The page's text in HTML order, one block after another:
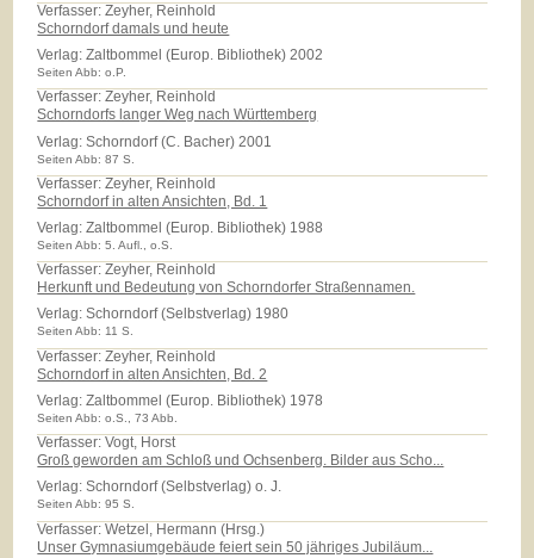
Verfasser: Zeyher, Reinhold
Schorndorf damals und heute
Verlag:Zaltbommel (Europ. Bibliothek) 2002
Seiten Abb: o.P.
Verfasser: Zeyher, Reinhold
Schorndorfs langer Weg nach Württemberg
Verlag:Schorndorf (C. Bacher) 2001
Seiten Abb: 87 S.
Verfasser: Zeyher, Reinhold
Schorndorf in alten Ansichten, Bd. 1
Verlag:Zaltbommel (Europ. Bibliothek) 1988
Seiten Abb: 5. Aufl., o.S.
Verfasser: Zeyher, Reinhold
Herkunft und Bedeutung von Schorndorfer Straßennamen.
Verlag:Schorndorf (Selbstverlag) 1980
Seiten Abb: 11 S.
Verfasser: Zeyher, Reinhold
Schorndorf in alten Ansichten, Bd. 2
Verlag:Zaltbommel (Europ. Bibliothek) 1978
Seiten Abb: o.S., 73 Abb.
Verfasser: Vogt, Horst
Groß geworden am Schloß und Ochsenberg. Bilder aus Scho...
Verlag:Schorndorf (Selbstverlag) o. J.
Seiten Abb: 95 S.
Verfasser: Wetzel, Hermann (Hrsg.)
Unser Gymnasiumgebäude feiert sein 50 jähriges Jubiläum...